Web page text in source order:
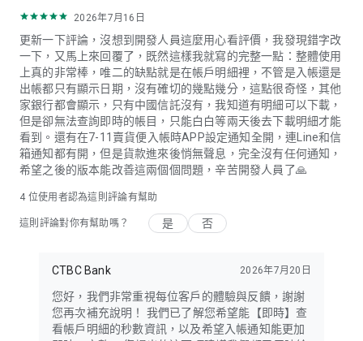
2026年7月16日
更新一下評論，沒想到開發人員這麼用心看評價，我發現錯字改
一下，又馬上來回覆了，既然這樣我就寫的完整一點：整體使用
上真的非常棒，唯二的缺點就是在帳戶明細裡，不管是入帳還是
出帳都只有顯示日期，沒有確切的幾點幾分，這點很奇怪，其他
家銀行都會顯示，只有中國信託沒有，我知道有明細可以下載，
但是卻無法查詢即時的帳目，只能白白等兩天後去下載明細才能
看到。還有在7-11賣貨便入帳時APP設定通知全開，連Line和信
箱通知都有開，但是貨款進來後悄無聲息，完全沒有任何通知，
希望之後的版本能改善這兩個個問題，辛苦開發人員了🙏
4 位使用者認為這則評論有幫助
這則評論對你有幫助嗎？ 是 否
CTBC Bank 2026年7月20日
您好，我們非常重視每位客戶的體驗與反饋，謝謝
您再次補充說明！ 我們已了解您希望能【即時】查
看帳戶明細的秒數資訊，以及希望入帳通知能更加